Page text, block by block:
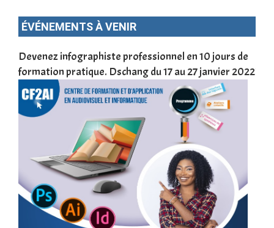
ÉVÉNEMENTS À VENIR
Devenez infographiste professionnel en 10 jours de
formation pratique. Dschang du 17 au 27 janvier 2022